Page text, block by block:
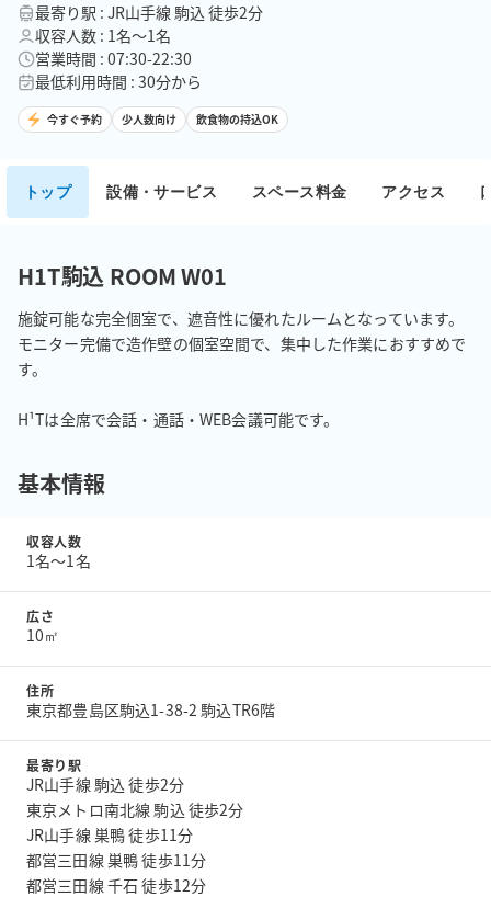
最寄り駅 : JR山手線 駒込 徒歩2分
収容人数 : 1名〜1名
営業時間 : 07:30-22:30
最低利用時間 : 30分から
今すぐ予約 少人数向け 飲食物の持込OK
トップ 設備・サービス スペース料金 アクセス
H1T駒込 ROOM W01
施錠可能な完全個室で、遮音性に優れたルームとなっています。
モニター完備で造作壁の個室空間で、集中した作業におすすめで
す。
H¹Tは全席で会話・通話・WEB会議可能です。
基本情報
収容人数
1名〜1名
広さ
10㎡
住所
東京都豊島区駒込1-38-2 駒込TR6階
最寄り駅
JR山手線 駒込 徒歩2分
東京メトロ南北線 駒込 徒歩2分
JR山手線 巣鴨 徒歩11分
都営三田線 巣鴨 徒歩11分
都営三田線 千石 徒歩12分